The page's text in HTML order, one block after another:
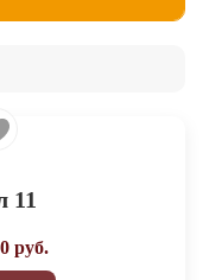
11
руб.